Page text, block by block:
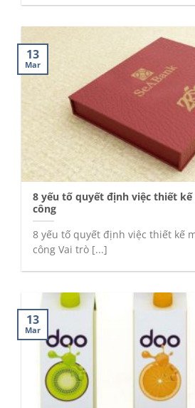
8 yếu tố quyết định việc thiết
công
8 yếu tố quyết định việc thiết kế
công Vai trò [...]
13
Mar
13
Mar